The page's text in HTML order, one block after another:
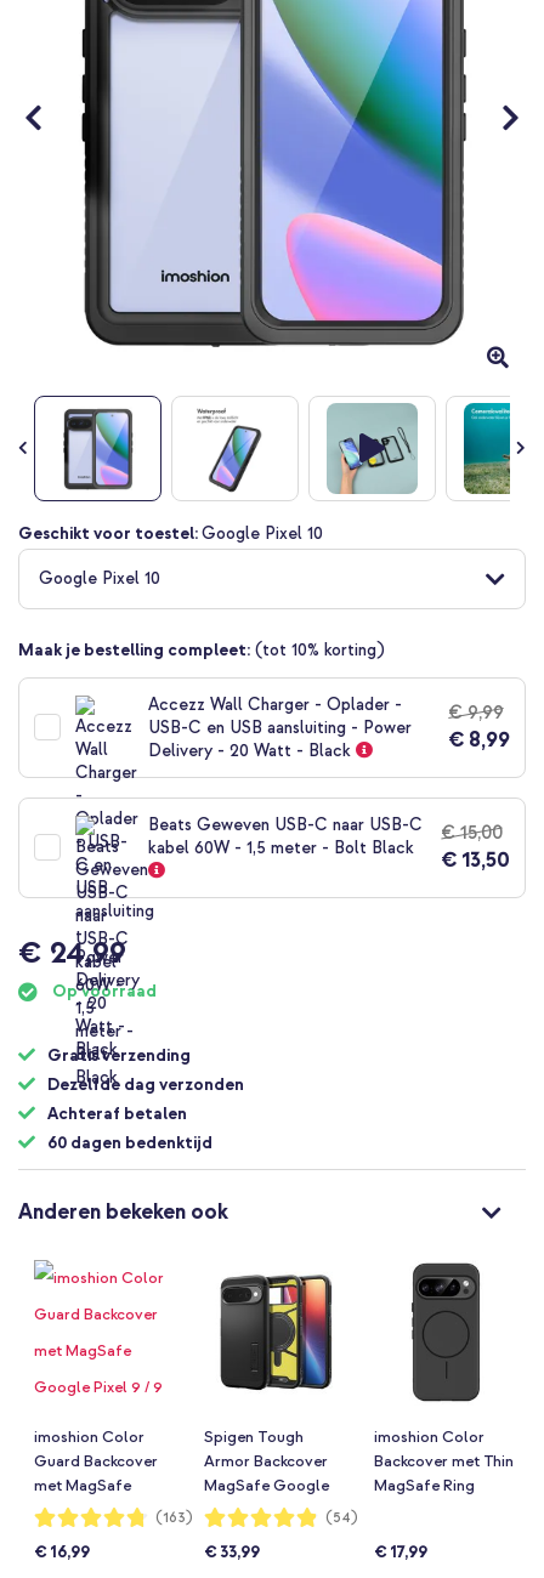
Ga
naar
het
begin
de
Geschikt voor toestel:Google Pixel 10
Google Pixel 10
Maak je bestelling compleet: (tot 10% korting)
Accezz Wall Charger - Oplader -
USB-C en USB aansluiting - Power
Delivery - 20 Watt - Black
€ 9,99
€ 8,99
Beats Geweven USB-C naar USB-C
kabel 60W - 1,5 meter - Bolt Black
€ 15,00
€ 13,50
€ 24,99
Op voorraad
Gratis verzending
Dezelfde dag verzonden
Achteraf betalen
60 dagen bedenktijd
Anderen bekeken ook
imoshion Color
Guard Backcover
met MagSafe
Google Pixel 9 / 9
Zwart
Waardering:
95%
(163)
€ 16,99
Spigen Tough
Armor Backcover
MagSafe Google
Pixel 10 / 10 Pro -
Waardering:
97%
(54)
€ 33,99
imoshion Color
Backcover met Thin
MagSafe Ring
€ 17,99